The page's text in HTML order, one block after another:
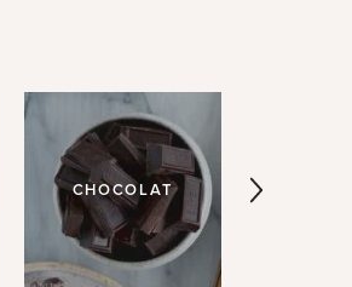
CHOCOLAT